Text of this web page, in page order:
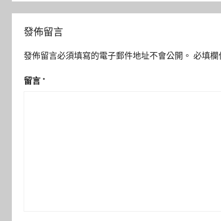
發佈留言
發佈留言必須填寫的電子郵件地址不會公開。 必填欄
留言 *